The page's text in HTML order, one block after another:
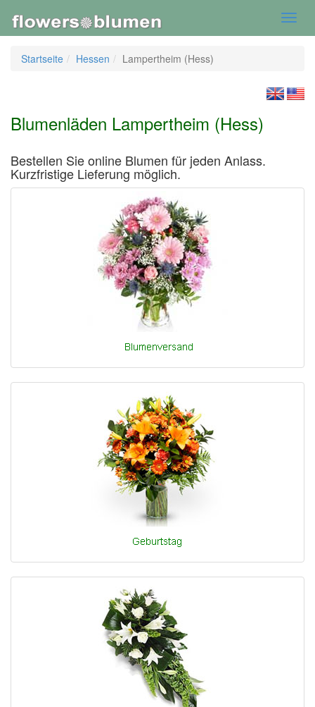
Startseite
Hessen Lampertheim (Hess)
Blumenläden Lampertheim (Hess)
Bestellen Sie online Blumen für jeden Anlass.
Kurzfristige Lieferung möglich.